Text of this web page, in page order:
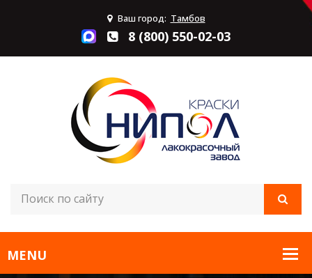
Ваш город: Тамбов
8 (800) 550-02-03